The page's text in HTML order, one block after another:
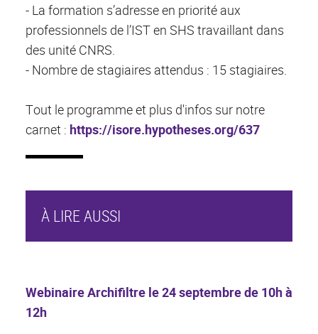
- La formation s’adresse en priorité aux
professionnels de l’IST en SHS travaillant dans
des unité CNRS.
- Nombre de stagiaires attendus : 15 stagiaires.
Tout le programme et plus d'infos sur notre
carnet : https://isore.hypotheses.org/637
À LIRE AUSSI
Webinaire Archifiltre le 24 septembre de 10h à
12h